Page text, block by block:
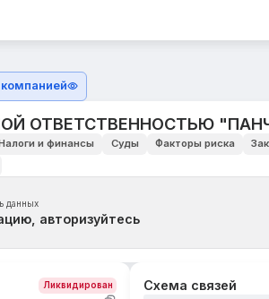
ОТВЕТСТВЕННОСТЬЮ
и финансы Суды Факторы риска
данных
авторизуйтесь
Ликвидирован Схема связей